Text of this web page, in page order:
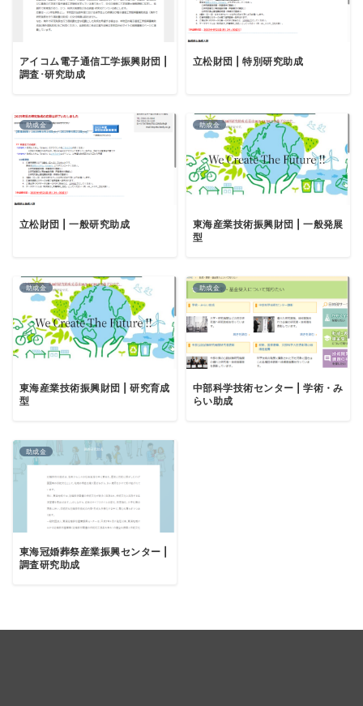
アイコム電子通信工学振興財団 |
調査･研究助成
立松財団 | 特別研究助成
助成金
立松財団 | 一般研究助成
助成金
東海産業技術振興財団 | 一般発展
型
助成金
東海産業技術振興財団 | 研究育成
型
助成金
中部科学技術センター | 学術・み
らい助成
助成金
東海冠婚葬祭産業振興センター |
調査研究助成